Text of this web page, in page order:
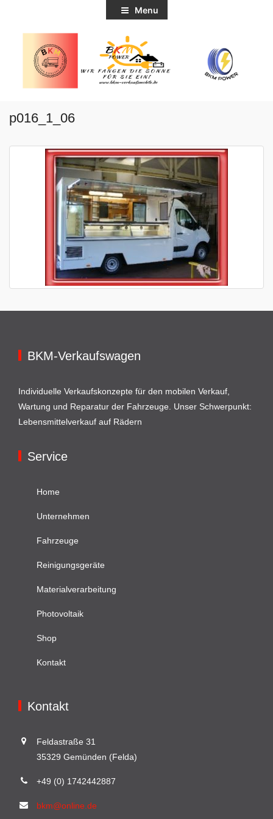
Menu
p016_1_06
BKM-Verkaufswagen
Individuelle Verkaufskonzepte für den mobilen Verkauf,
Wartung und Reparatur der Fahrzeuge. Unser Schwerpunkt:
Lebensmittelverkauf auf Rädern
Service
Home
Unternehmen
Fahrzeuge
Reinigungsgeräte
Materialverarbeitung
Photovoltaik
Shop
Kontakt
Kontakt
Feldastraße 31
35329 Gemünden (Felda)
+49 (0) 1742442887
bkm@online.de